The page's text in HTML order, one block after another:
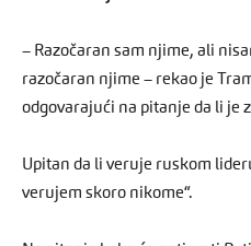
– Razočaran sam njime, ali
razočaran njime – rekao je
odgovarajući na pitanje da li je
Upitan da li veruje ruskom
verujem skoro nikome“.